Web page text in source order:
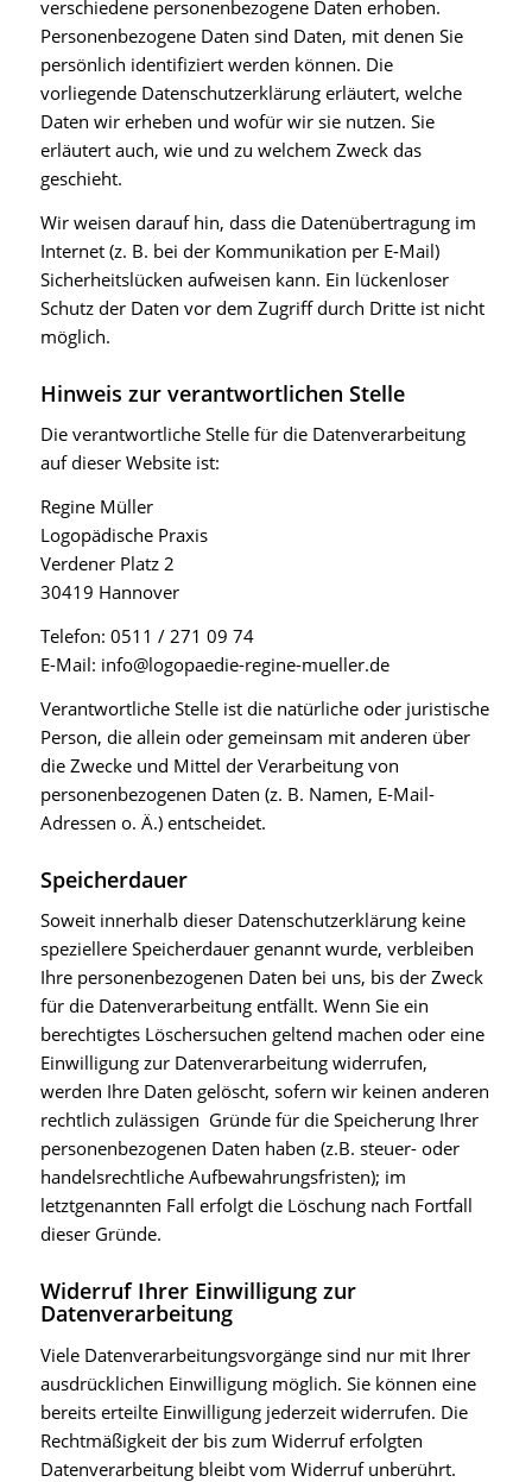
verschiedene personenbezogene Daten erhoben.
Personenbezogene Daten sind Daten, mit denen Sie
persönlich identifiziert werden können. Die
vorliegende Datenschutzerklärung erläutert, welche
Daten wir erheben und wofür wir sie nutzen. Sie
erläutert auch, wie und zu welchem Zweck das
geschieht.
Wir weisen darauf hin, dass die Datenübertragung im
Internet (z. B. bei der Kommunikation per E-Mail)
Sicherheitslücken aufweisen kann. Ein lückenloser
Schutz der Daten vor dem Zugriff durch Dritte ist nicht
möglich.
Hinweis zur verantwortlichen Stelle
Die verantwortliche Stelle für die Datenverarbeitung
auf dieser Website ist:
Regine Müller
Logopädische Praxis
Verdener Platz 2
30419 Hannover
Telefon: 0511 / 271 09 74
E-Mail: info@logopaedie-regine-mueller.de
Verantwortliche Stelle ist die natürliche oder juristische
Person, die allein oder gemeinsam mit anderen über
die Zwecke und Mittel der Verarbeitung von
personenbezogenen Daten (z. B. Namen, E-Mail-
Adressen o. Ä.) entscheidet.
Speicherdauer
Soweit innerhalb dieser Datenschutzerklärung keine
speziellere Speicherdauer genannt wurde, verbleiben
Ihre personenbezogenen Daten bei uns, bis der Zweck
für die Datenverarbeitung entfällt. Wenn Sie ein
berechtigtes Löschersuchen geltend machen oder eine
Einwilligung zur Datenverarbeitung widerrufen,
werden Ihre Daten gelöscht, sofern wir keinen anderen
rechtlich zulässigen Gründe für die Speicherung Ihrer
personenbezogenen Daten haben (z.B. steuer- oder
handelsrechtliche Aufbewahrungsfristen); im
letztgenannten Fall erfolgt die Löschung nach Fortfall
dieser Gründe.
Widerruf Ihrer Einwilligung zur
Datenverarbeitung
Viele Datenverarbeitungsvorgänge sind nur mit Ihrer
ausdrücklichen Einwilligung möglich. Sie können eine
bereits erteilte Einwilligung jederzeit widerrufen. Die
Rechtmäßigkeit der bis zum Widerruf erfolgten
Datenverarbeitung bleibt vom Widerruf unberührt.